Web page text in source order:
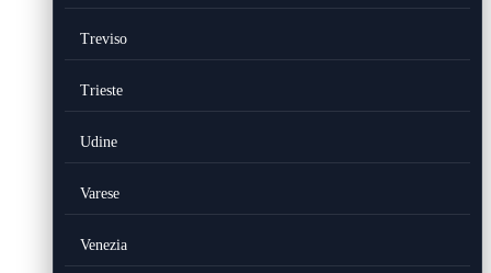
Treviso
Trieste
Udine
Varese
Venezia